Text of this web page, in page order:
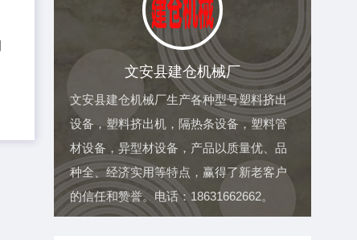
文安县建仓机械厂
文安县建仓机械厂生产各种型号塑料挤出
设备，塑料挤出机，隔热条设备，塑料管
材设备，异型材设备，产品以质量优、品
种全、经济实用等特点，赢得了新老客户
的信任和赞誉。电话：18631662662。